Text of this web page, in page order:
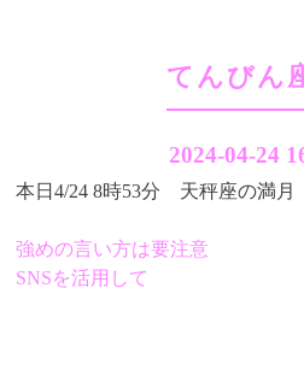
てんびん
2024-04-24
本日4/24 8時53分 天秤座の満月
強めの言い方は要注意
SNSを活用して